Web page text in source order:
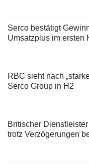
Serco bestätigt
Umsatzplus im ersten
RBC sieht nach
Serco Group in H2
Britischer
trotz Verzögerungen